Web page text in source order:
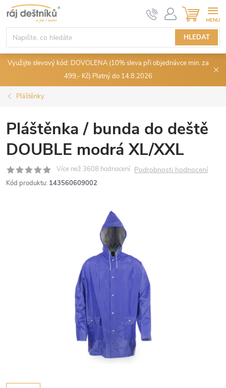
Přejít
na
obsah
HLEDAT
KOŠÍK
Využijte slevový kód: DOVOLENA (10% sleva při objednávce min. za
499,- Kč) Platný do 14.8.2026
Pláštěnky
Pláštěnka / bunda do deště
DOUBLE modrá XL/XXL
Podrobnosti hodnocení
Kód produktu: 143560609002